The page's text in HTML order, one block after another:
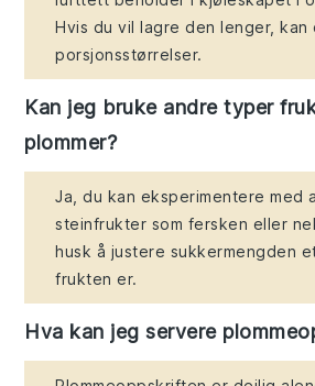
Hvis du vil lagre den lenger, kan
porsjonsstørrelser.
Kan jeg bruke andre typer
plommer?
Ja, du kan eksperimentere med
steinfrukter som fersken eller
husk å justere sukkermengden
frukten er.
Hva kan jeg servere